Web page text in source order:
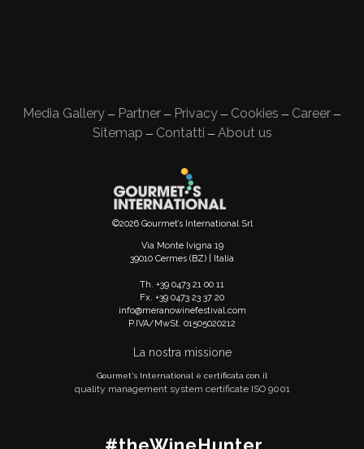
Media Gallery — Partner — Privacy — Cookies — Career —
Sitemap — Contatti — About us
©2026 Gourmet’s International Srl
Via Monte Ivigna 19
39010 Cermes (BZ) | Italia
Th. +39 0473 21 00 11
Fx. +39 0473 23 37 20
info@meranowinefestival.com
P.IVA/MwSt. 01505020212
La nostra missione
Gourmet's International è certificata con il
quality management system certificate ISO 9001